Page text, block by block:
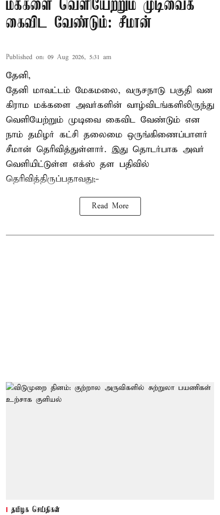
மக்களை வெளியேற்றும் முடிவைக்
கைவிட வேண்டும்: சீமான்
Published on: 09 Aug 2026, 5:31 am
தேனி,
தேனி மாவட்டம் மேகமலை, வருசநாடு பகுதி வன
கிராம மக்களை அவர்களின் வாழ்விடங்களிலிருந்து
வெளியேற்றும் முடிவை கைவிட வேண்டும் என
நாம் தமிழர் கட்சி தலைமை ஒருங்கிணைப்பாளர்
சீமான் தெரிவித்துள்ளார். இது தொடர்பாக அவர்
வெளியிட்டுள்ள எக்ஸ் தள பதிவில்
தெரிவித்திருப்பதாவது;-
Read More
தமிழக செய்திகள்